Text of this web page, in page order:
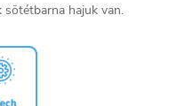
sötétbarna hajuk van.